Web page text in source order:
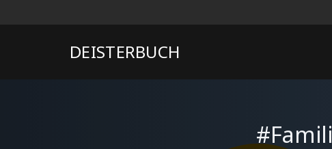
DEISTERBUCH